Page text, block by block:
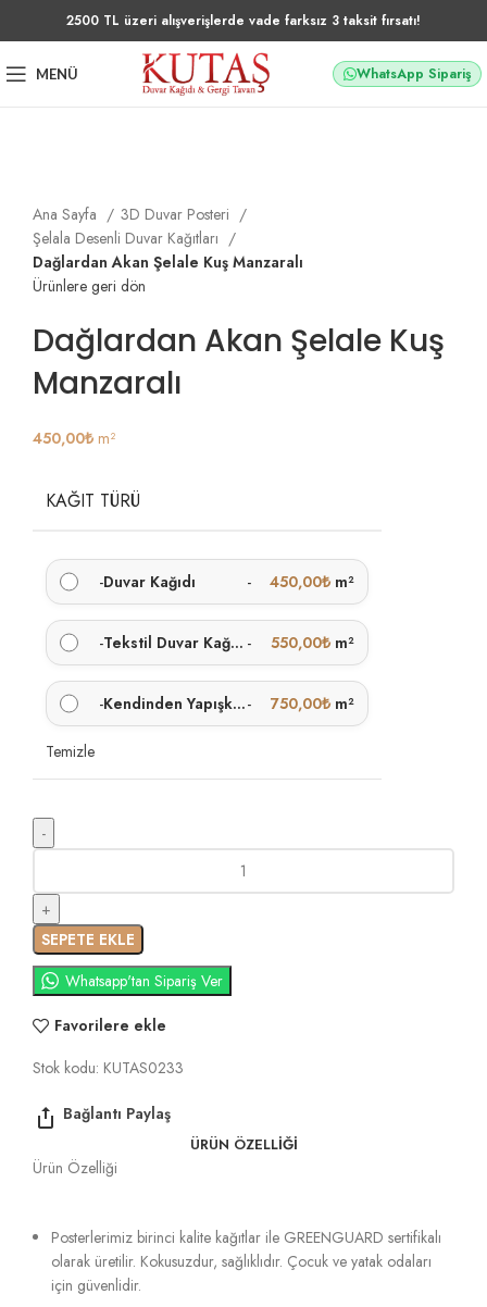
2500 TL üzeri alışverişlerde vade farksız 3 taksit fırsatı!
MENÜ WhatsApp Sipariş
Ana Sayfa
3D Duvar Posteri
Şelala Desenli Duvar Kağıtları
Dağlardan Akan Şelale Kuş Manzaralı
Ürünlere geri dön
Dağlardan Akan Şelale Kuş
Manzaralı
450,00₺ m²
KAĞIT TÜRÜ
-Duvar Kağıdı - 450,00₺ m²
- Tekstil Duvar Kağıdı - 550,00₺ m²
- Kendinden Yapışkanlı- 750,00₺ m²
Temizle
SEPETE EKLE
Whatsapp'tan Sipariş Ver
Favorilere ekle
Stok kodu: KUTAS0233
ÜRÜN ÖZELLIĞI
Ürün Özelliği
Posterlerimiz birinci kalite kağıtlar ile GREENGUARD sertifikalı
olarak üretilir. Kokusuzdur, sağlıklıdır. Çocuk ve yatak odaları
için güvenlidir.